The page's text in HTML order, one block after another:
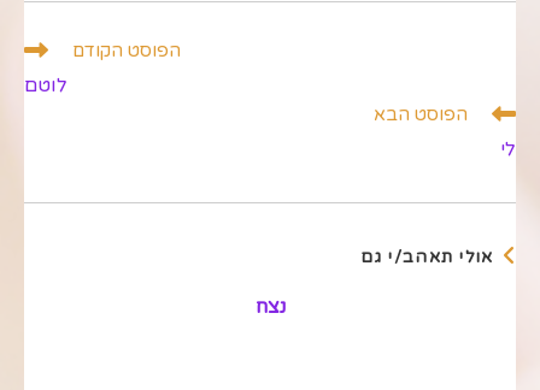
הפוסט הקודם
לוטם
הפוסט הבא
לי
אולי תאהב/י גם
נצח